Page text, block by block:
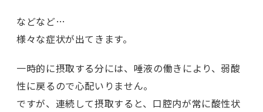
などなど…
様々な症状が出てきます。
一時的に摂取する分には、唾液の働きにより、弱酸
性に戻るので心配いりません。
ですが、連続して摂取すると、口腔内が常に酸性状